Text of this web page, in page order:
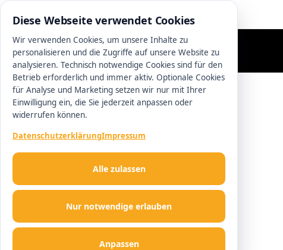
0511 13221100
Diese Webseite verwendet Cookies
Wir verwenden Cookies, um unsere Inhalte zu
personalisieren und die Zugriffe auf unsere Website zu
analysieren. Technisch notwendige Cookies sind für den
Betrieb erforderlich und immer aktiv. Optionale Cookies
für Analyse und Marketing setzen wir nur mit Ihrer
Einwilligung ein, die Sie jederzeit anpassen oder
widerrufen können.
DatenschutzerklärungImpressum
Nur notwendige erlauben
Anpassen
Alle zulassen